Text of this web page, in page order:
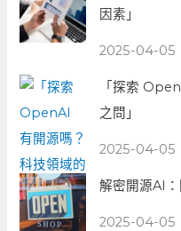
因素」
2025-04-05
「探索
之問」
2025-04-05
解密開源AI
2025-04-05